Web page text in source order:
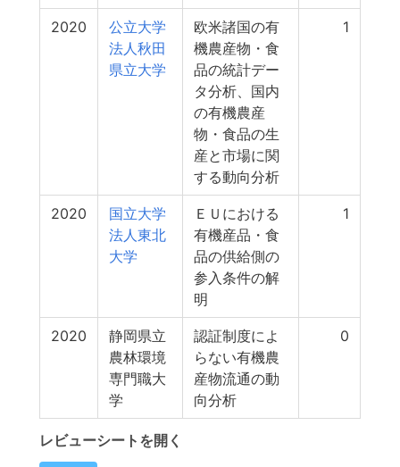
2020
公立大学
法人秋田
県立大学
欧米諸国の有
機農産物・食
品の統計デー
タ分析、国内
の有機農産
物・食品の生
産と市場に関
する動向分析
1
2020
国立大学
法人東北
大学
ＥＵにおける
有機産品・食
品の供給側の
参入条件の解
明
1
2020
静岡県立
農林環境
専門職大
学
認証制度によ
らない有機農
産物流通の動
向分析
0
レビューシートを開く